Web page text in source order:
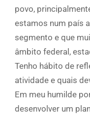
povo,
estamos num país
segmento e que
âmbito federal,
Tenho hábito de
atividade e quais
Em meu humilde
desenvolver um